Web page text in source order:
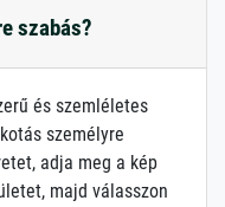
szabás?
és szemléletes
személyre
adja meg a kép
majd válasszon